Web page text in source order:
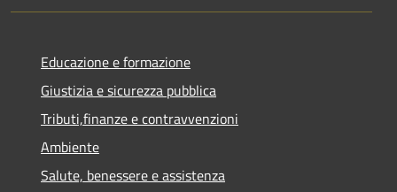
Educazione e formazione
Giustizia e sicurezza pubblica
Tributi,finanze e contravvenzioni
Ambiente
Salute, benessere e assistenza